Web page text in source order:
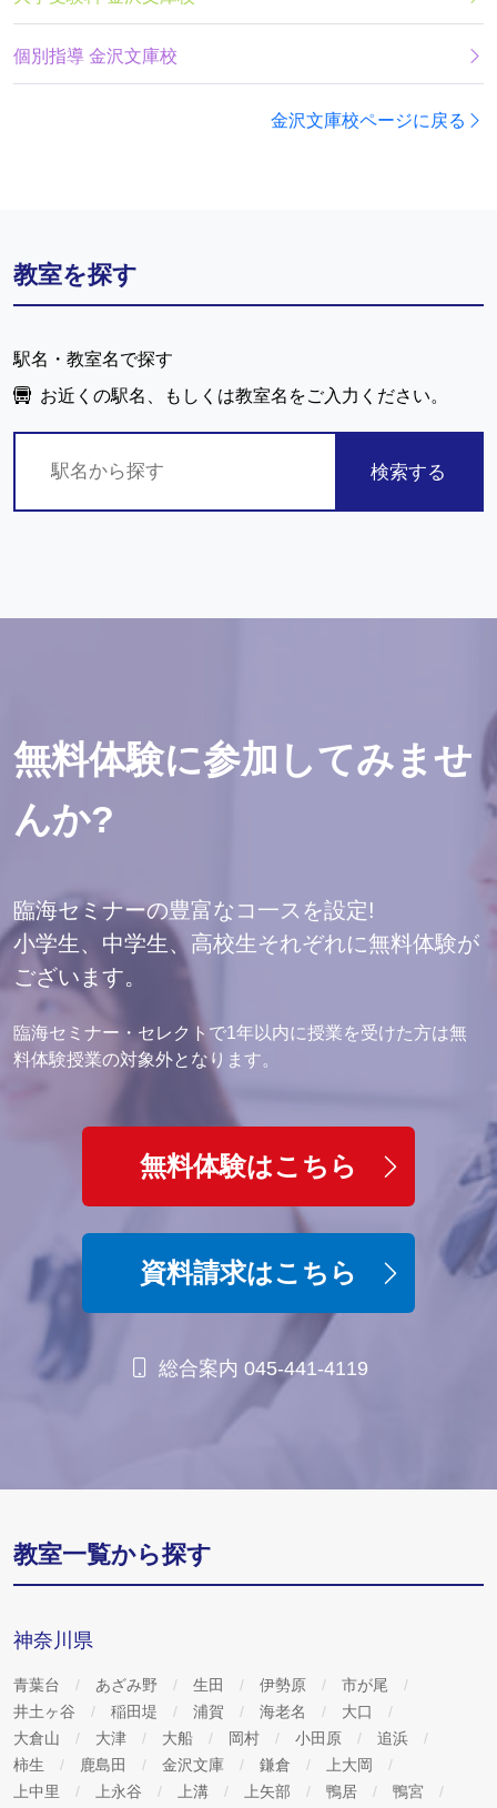
個別指導 金沢文庫校
金沢文庫校ページに戻る
教室を探す
駅名・教室名で探す
お近くの駅名、もしくは教室名をご入力ください。
検索する
無料体験に参加してみませ
んか?
臨海セミナーの豊富なコ一スを設定!
小学生、中学生、高校生それぞれに無料体験が
ございます。
臨海セミナー・セレクトで1年以内に授業を受けた方は無
料体験授業の対象外となります。
無料体験はこちら
資料請求はこちら
総合案内 045-441-4119
教室一覧から探す
神奈川県
青葉台 あざみ野 生田 伊勢原
市が尾
井土ヶ谷
稲田堤 浦賀 海老名
大口
大倉山
大津 大船 岡村 小田原
追浜
柿生
鹿島田 金沢文庫 鎌倉
上大岡
上中里
上永谷 上溝 上矢部 鴨居
鴨宮